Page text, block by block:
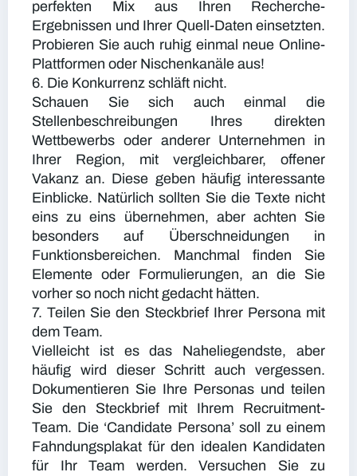
perfekten Mix aus Ihren Recherche-
Ergebnissen und Ihrer Quell-Daten einsetzten.
Probieren Sie auch ruhig einmal neue Online-
Plattformen oder Nischenkanäle aus!
6. Die Konkurrenz schläft nicht.
Schauen Sie sich auch einmal die
Stellenbeschreibungen Ihres direkten
Wettbewerbs oder anderer Unternehmen in
Ihrer Region, mit vergleichbarer, offener
Vakanz an. Diese geben häufig interessante
Einblicke. Natürlich sollten Sie die Texte nicht
eins zu eins übernehmen, aber achten Sie
besonders auf Überschneidungen in
Funktionsbereichen. Manchmal finden Sie
Elemente oder Formulierungen, an die Sie
vorher so noch nicht gedacht hätten.
7. Teilen Sie den Steckbrief Ihrer Persona mit
dem Team.
Vielleicht ist es das Naheliegendste, aber
häufig wird dieser Schritt auch vergessen.
Dokumentieren Sie Ihre Personas und teilen
Sie den Steckbrief mit Ihrem Recruitment-
Team. Die ‘Candidate Persona’ soll zu einem
Fahndungsplakat für den idealen Kandidaten
für Ihr Team werden. Versuchen Sie zu